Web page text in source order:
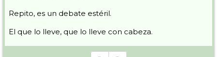
Repito, es un debate estéril.
El que lo lleve, que lo lleve con cabeza.